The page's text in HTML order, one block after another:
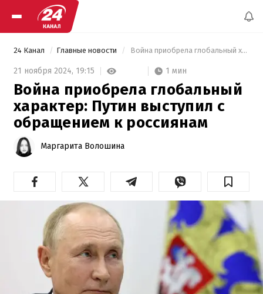
24 Канал Главные новости Война приобрела глобальный характер: Путин выступил с обращением к россиянам
21 ноября 2024, 19:15 1 мин
Война приобрела глобальный
характер: Путин выступил с
обращением к россиянам
Маргарита Волошина